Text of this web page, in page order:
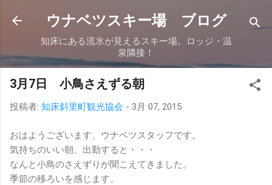
スキップしてメイン コンテンツに移動
ウナベツスキー場 ブログ
知床にある流氷が見えるスキー場。ロッジ・温
泉隣接！
3月7日 小鳥さえずる朝
投稿者: 知床斜里町観光協会 - 3月 07, 2015
おはようございます、ウナベツスタッフです。
気持ちのいい朝、出勤すると・・・
なんと小鳥のさえずりが聞こえてきました。
季節の移ろいを感じます。